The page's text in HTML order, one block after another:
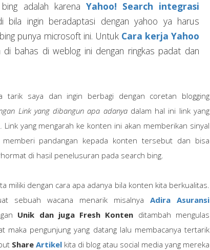
adalah karena Yahoo! Search integrasi
bila ingin beradaptasi dengan yahoo ya harus
punya microsoft ini. Untuk Cara kerja Yahoo
di bahas di weblog ini dengan ringkas padat dan
tarik saya dan ingin berbagi dengan coretan blogging
Link yang dibangun apa adanyadalam hal ini link yang
yang mengarah ke konten ini akan memberikan sinyal
pandangan kepada konten tersebut dan bisa
di hasil penelusuran pada search bing.
miliki dengan cara apa adanya bila konten kita berkualitas.
sebuah wacana menarik misalnya Adira Asuransi
Unik dan juga Fresh Konten ditambah mengulas
maka pengunjung yang datang lalu membacanya tertarik
Share Artikel kita di blog atau social media yang mereka